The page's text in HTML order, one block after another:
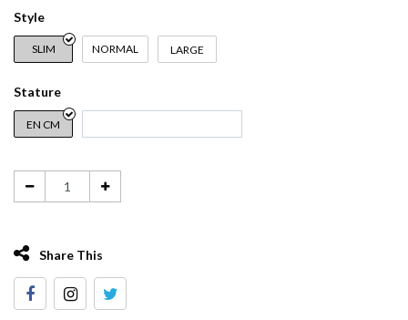
Style
SLIM NORMAL LARGE
Stature
EN CM
Share This